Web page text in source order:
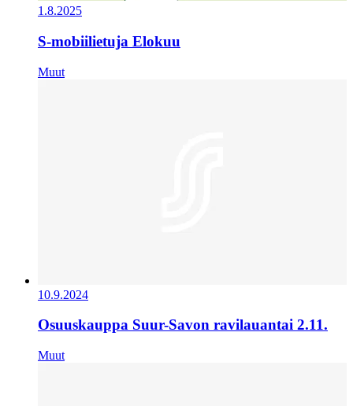
1.8.2025
S-mobiilietuja Elokuu
Muut
10.9.2024
Osuuskauppa Suur-Savon ravilauantai 2.11.
Muut